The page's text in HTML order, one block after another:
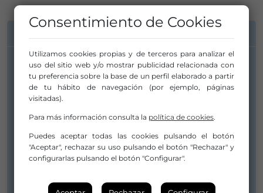
Consentimiento de Cookies
Utilizamos cookies propias y de terceros para analizar el
uso del sitio web y/o mostrar publicidad relacionada con
tu preferencia sobre la base de un perfil elaborado a partir
de tu hábito de navegación (por ejemplo, páginas
visitadas).
Para más información consulta la política de cookies.
Puedes aceptar todas las cookies pulsando el botón
"Aceptar", rechazar su uso pulsando el botón "Rechazar" y
configurarlas pulsando el botón "Configurar".